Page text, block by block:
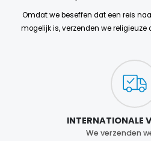
Omdat we beseffen dat een reis
mogelijk is, verzenden we religieuze
INTERNATIONALE
We verzenden